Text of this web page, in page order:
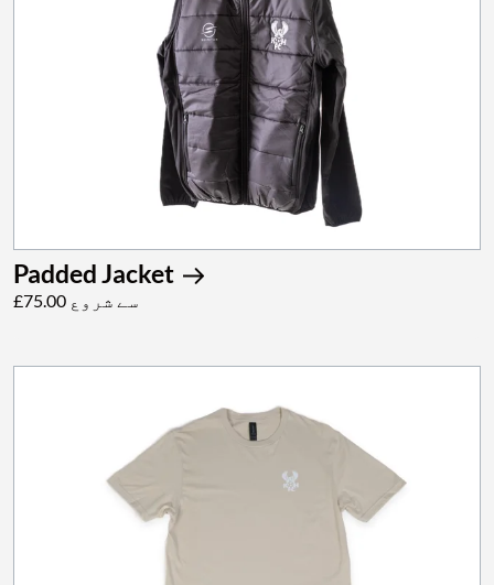
Padded Jacket
£75.00 سے شروع